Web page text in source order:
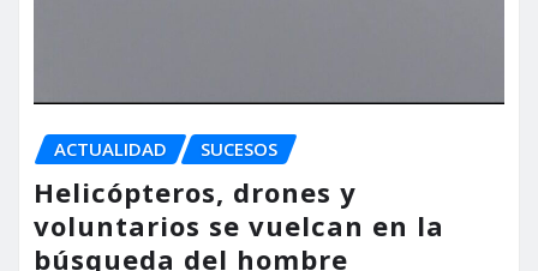
ACTUALIDAD SUCESOS
Helicópteros, drones y
voluntarios se vuelcan en la
búsqueda del hombre